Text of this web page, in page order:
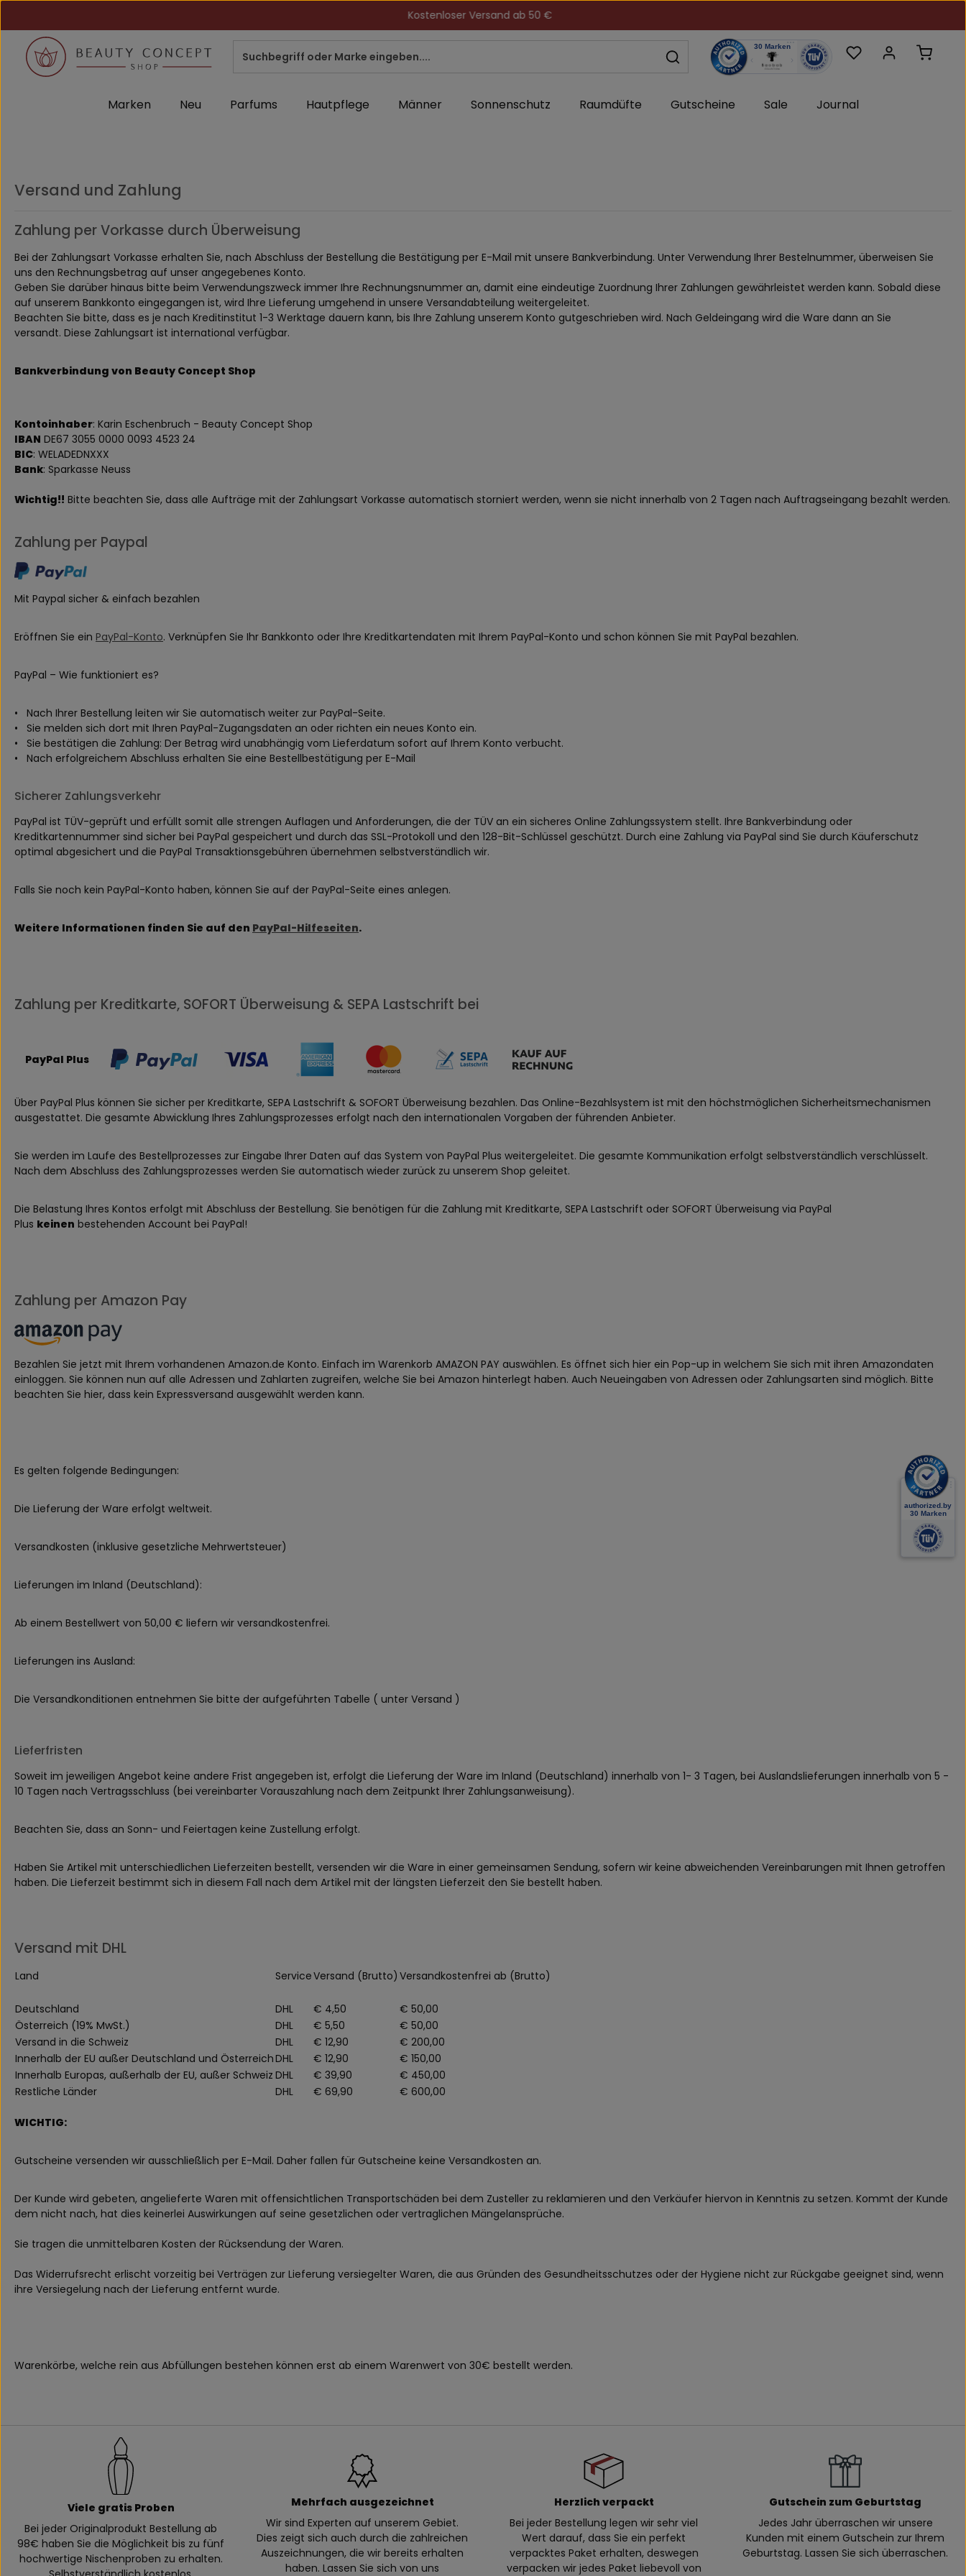
Kostenloser Versand ab 50 €
Du hast 0 Produkte
Marken Neu Parfums Hautpflege Männer Sonnenschutz Raumdüfte Gutscheine Sale Journal
Versand und Zahlung
Zahlung per Vorkasse durch Überweisung
Bei der Zahlungsart Vorkasse erhalten Sie, nach Abschluss der Bestellung die Bestätigung per E-Mail mit unsere Bankverbindung. Unter Verwendung Ihrer Bestelnummer, überweisen Sie
uns den Rechnungsbetrag auf unser angegebenes Konto.
Geben Sie darüber hinaus bitte beim Verwendungszweck immer Ihre Rechnungsnummer an, damit eine eindeutige Zuordnung Ihrer Zahlungen gewährleistet werden kann. Sobald diese
auf unserem Bankkonto eingegangen ist, wird Ihre Lieferung umgehend in unsere Versandabteilung weitergeleitet.
Beachten Sie bitte, dass es je nach Kreditinstitut 1-3 Werktage dauern kann, bis Ihre Zahlung unserem Konto gutgeschrieben wird. Nach Geldeingang wird die Ware dann an Sie
versandt. Diese Zahlungsart ist international verfügbar.
Bankverbindung von Beauty Concept Shop
Kontoinhaber: Karin Eschenbruch - Beauty Concept Shop
IBAN DE67 3055 0000 0093 4523 24
BIC: WELADEDNXXX
Bank: Sparkasse Neuss
Wichtig!! Bitte beachten Sie, dass alle Aufträge mit der Zahlungsart Vorkasse automatisch storniert werden, wenn sie nicht innerhalb von 2 Tagen nach Auftragseingang bezahlt werden.
Zahlung per Paypal
Mit Paypal sicher & einfach bezahlen
Eröffnen Sie ein PayPal-Konto. Verknüpfen Sie Ihr Bankkonto oder Ihre Kreditkartendaten mit Ihrem PayPal-Konto und schon können Sie mit PayPal bezahlen.
PayPal – Wie funktioniert es?
• Nach Ihrer Bestellung leiten wir Sie automatisch weiter zur PayPal-Seite.
• Sie melden sich dort mit Ihren PayPal-Zugangsdaten an oder richten ein neues Konto ein.
• Sie bestätigen die Zahlung: Der Betrag wird unabhängig vom Lieferdatum sofort auf Ihrem Konto verbucht.
• Nach erfolgreichem Abschluss erhalten Sie eine Bestellbestätigung per E-Mail
Sicherer Zahlungsverkehr
PayPal ist TÜV-geprüft und erfüllt somit alle strengen Auflagen und Anforderungen, die der TÜV an ein sicheres Online Zahlungssystem stellt. Ihre Bankverbindung oder
Kreditkartennummer sind sicher bei PayPal gespeichert und durch das SSL-Protokoll und den 128-Bit-Schlüssel geschützt. Durch eine Zahlung via PayPal sind Sie durch Käuferschutz
optimal abgesichert und die PayPal Transaktionsgebühren übernehmen selbstverständlich wir.
Falls Sie noch kein PayPal-Konto haben, können Sie auf der PayPal-Seite eines anlegen.
Weitere Informationen finden Sie auf den PayPal-Hilfeseiten.
Zahlung per Kreditkarte, SOFORT Überweisung & SEPA Lastschrift bei
PayPal Plus
Über PayPal Plus können Sie sicher per Kreditkarte, SEPA Lastschrift & SOFORT Überweisung bezahlen. Das Online-Bezahlsystem ist mit den höchstmöglichen Sicherheitsmechanismen
ausgestattet. Die gesamte Abwicklung Ihres Zahlungsprozesses erfolgt nach den internationalen Vorgaben der führenden Anbieter.
Sie werden im Laufe des Bestellprozesses zur Eingabe Ihrer Daten auf das System von PayPal Plus weitergeleitet. Die gesamte Kommunikation erfolgt selbstverständlich verschlüsselt.
Nach dem Abschluss des Zahlungsprozesses werden Sie automatisch wieder zurück zu unserem Shop geleitet.
Die Belastung Ihres Kontos erfolgt mit Abschluss der Bestellung. Sie benötigen für die Zahlung mit Kreditkarte, SEPA Lastschrift oder SOFORT Überweisung via PayPal
Plus keinen bestehenden Account bei PayPal!
Zahlung per Amazon Pay
Bezahlen Sie jetzt mit Ihrem vorhandenen Amazon.de Konto. Einfach im Warenkorb AMAZON PAY auswählen. Es öffnet sich hier ein Pop-up in welchem Sie sich mit ihren Amazondaten
einloggen. Sie können nun auf alle Adressen und Zahlarten zugreifen, welche Sie bei Amazon hinterlegt haben. Auch Neueingaben von Adressen oder Zahlungsarten sind möglich. Bitte
beachten Sie hier, dass kein Expressversand ausgewählt werden kann.
Es gelten folgende Bedingungen:
Die Lieferung der Ware erfolgt weltweit.
Versandkosten (inklusive gesetzliche Mehrwertsteuer)
Lieferungen im Inland (Deutschland):
Ab einem Bestellwert von 50,00 € liefern wir versandkostenfrei.
Lieferungen ins Ausland:
Die Versandkonditionen entnehmen Sie bitte der aufgeführten Tabelle ( unter Versand )
Lieferfristen
Soweit im jeweiligen Angebot keine andere Frist angegeben ist, erfolgt die Lieferung der Ware im Inland (Deutschland) innerhalb von 1- 3 Tagen, bei Auslandslieferungen innerhalb von 5 -
10 Tagen nach Vertragsschluss (bei vereinbarter Vorauszahlung nach dem Zeitpunkt Ihrer Zahlungsanweisung).
Beachten Sie, dass an Sonn- und Feiertagen keine Zustellung erfolgt.
Haben Sie Artikel mit unterschiedlichen Lieferzeiten bestellt, versenden wir die Ware in einer gemeinsamen Sendung, sofern wir keine abweichenden Vereinbarungen mit Ihnen getroffen
haben. Die Lieferzeit bestimmt sich in diesem Fall nach dem Artikel mit der längsten Lieferzeit den Sie bestellt haben.
Versand mit DHL
Land ServiceVersand (Brutto) Versandkostenfrei ab (Brutto)
Deutschland DHL € 4,50
€ 50,00
Österreich (19% MwSt.)
DHL € 5,50
€ 50,00
Versand in die Schweiz
DHL € 12,90
€ 200,00
Innerhalb der EU außer Deutschland und ÖsterreichDHL € 12,90
€ 150,00
Innerhalb Europas, außerhalb der EU, außer Schweiz DHL € 39,90
€ 450,00
Restliche Länder
DHL € 69,90 € 600,00
WICHTIG:
Gutscheine versenden wir ausschließlich per E-Mail. Daher fallen für Gutscheine keine Versandkosten an.
Der Kunde wird gebeten, angelieferte Waren mit offensichtlichen Transportschäden bei dem Zusteller zu reklamieren und den Verkäufer hiervon in Kenntnis zu setzen. Kommt der Kunde
dem nicht nach, hat dies keinerlei Auswirkungen auf seine gesetzlichen oder vertraglichen Mängelansprüche.
Sie tragen die unmittelbaren Kosten der Rücksendung der Waren.
Das Widerrufsrecht erlischt vorzeitig bei Verträgen zur Lieferung versiegelter Waren, die aus Gründen des Gesundheitsschutzes oder der Hygiene nicht zur Rückgabe geeignet sind, wenn
ihre Versiegelung nach der Lieferung entfernt wurde.
Warenkörbe, welche rein aus Abfüllungen bestehen können erst ab einem Warenwert von 30€ bestellt werden.
Viele gratis Proben
Bei jeder Originalprodukt Bestellung ab
98€ haben Sie die Möglichkeit bis zu fünf
hochwertige Nischenproben zu erhalten.
Mehrfach ausgezeichnet
Wir sind Experten auf unserem Gebiet.
Dies zeigt sich auch durch die zahlreichen
Auszeichnungen, die wir bereits erhalten
haben. Lassen Sie sich von uns
Herzlich verpackt
Bei jeder Bestellung legen wir sehr viel
Wert darauf, dass Sie ein perfekt
verpacktes Paket erhalten, deswegen
verpacken wir jedes Paket liebevoll von
Gutschein zum Geburtstag
Jedes Jahr überraschen wir unsere
Kunden mit einem Gutschein zur Ihrem
Geburtstag. Lassen Sie sich überraschen.